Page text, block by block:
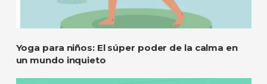
Yoga para niños: El súper poder de la calma en
un mundo inquieto